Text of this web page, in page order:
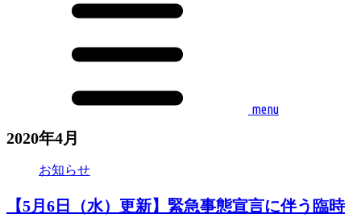
menu
2020年4月
お知らせ
【5月6日（水）更新】緊急事態宣言に伴う臨時